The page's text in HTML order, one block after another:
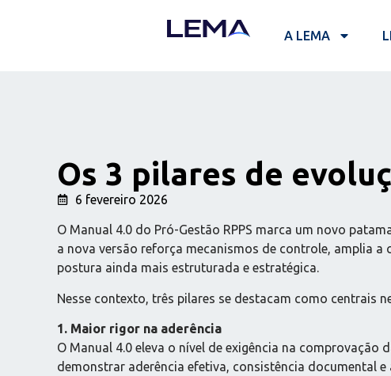
A LEMA
Os 3 pilares de
6 fevereiro 2026
O Manual 4.0 do Pró-Gestão RPPS marca um novo
a nova versão reforça mecanismos de controle, amplia
postura ainda mais estruturada e estratégica.
Nesse contexto, três pilares se destacam como centrais
1. Maior rigor na aderência
O Manual 4.0 eleva o nível de exigência na
demonstrar aderência efetiva, consistência documental e